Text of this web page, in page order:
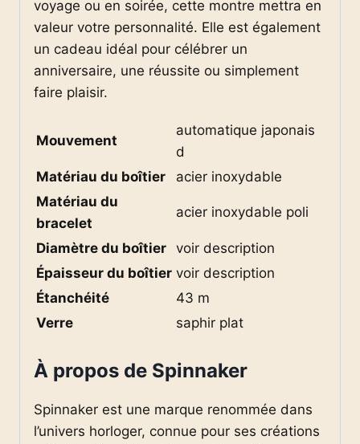
voyage ou en soirée, cette montre mettra en
valeur votre personnalité. Elle est également
un cadeau idéal pour célébrer un
anniversaire, une réussite ou simplement
faire plaisir.
Mouvement
automatique japonais
d
Matériau du boîtier
acier inoxydable
Matériau du
bracelet
acier inoxydable poli
Diamètre du boîtier voir description
Épaisseur du boîtier voir description
Étanchéité
43 m
Verre
saphir plat
À propos de Spinnaker
Spinnaker est une marque renommée dans
l’univers horloger, connue pour ses créations